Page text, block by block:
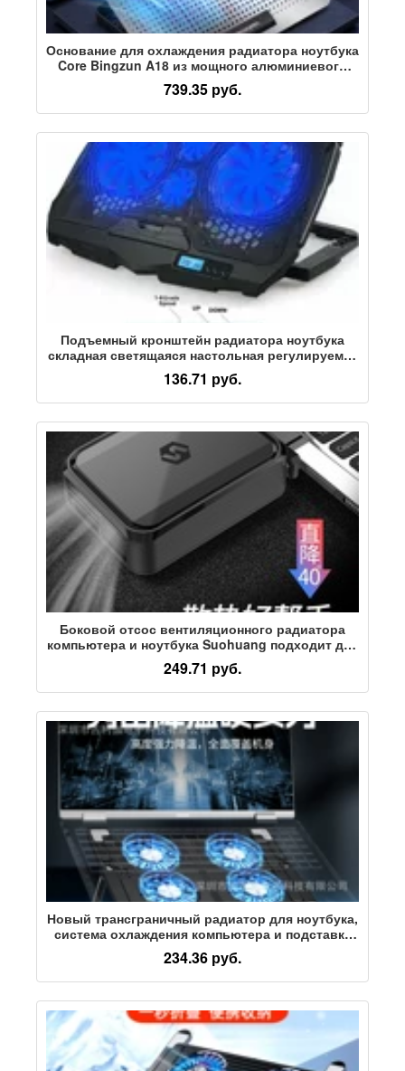
Основание для охлаждения радиатора ноутбука
Core Bingzun A18 из мощного алюминиевого
сплава, сверхшумный кронштейн для ноутбука
739.35 руб.
Подъемный кронштейн радиатора ноутбука
складная светящаяся настольная регулируемая
база охлаждения компьютера оптом
136.71 руб.
Боковой отсос вентиляционного радиатора
компьютера и ноутбука Suohuang подходит для
периферийных устройств вентиляторов
Lenovo Asus Dell
249.71 руб.
Новый трансграничный радиатор для ноутбука,
система охлаждения компьютера и подставка
для охлаждения настольного компьютера,
складной подъемный кронштейн для ноутбука
234.36 руб.